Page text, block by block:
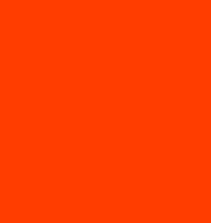
premsa: Equitat i
a Catalunya.
de les dades